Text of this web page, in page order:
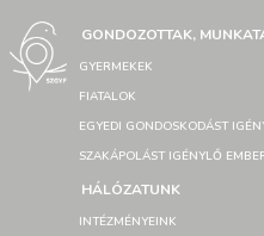
GONDOZOTTAK,
GYERMEKEK
FIATALOK
EGYEDI GONDOSKODÁST
SZAKÁPOLÁST IGÉNYLŐ
HÁLÓZATUNK
INTÉZMÉNYEINK